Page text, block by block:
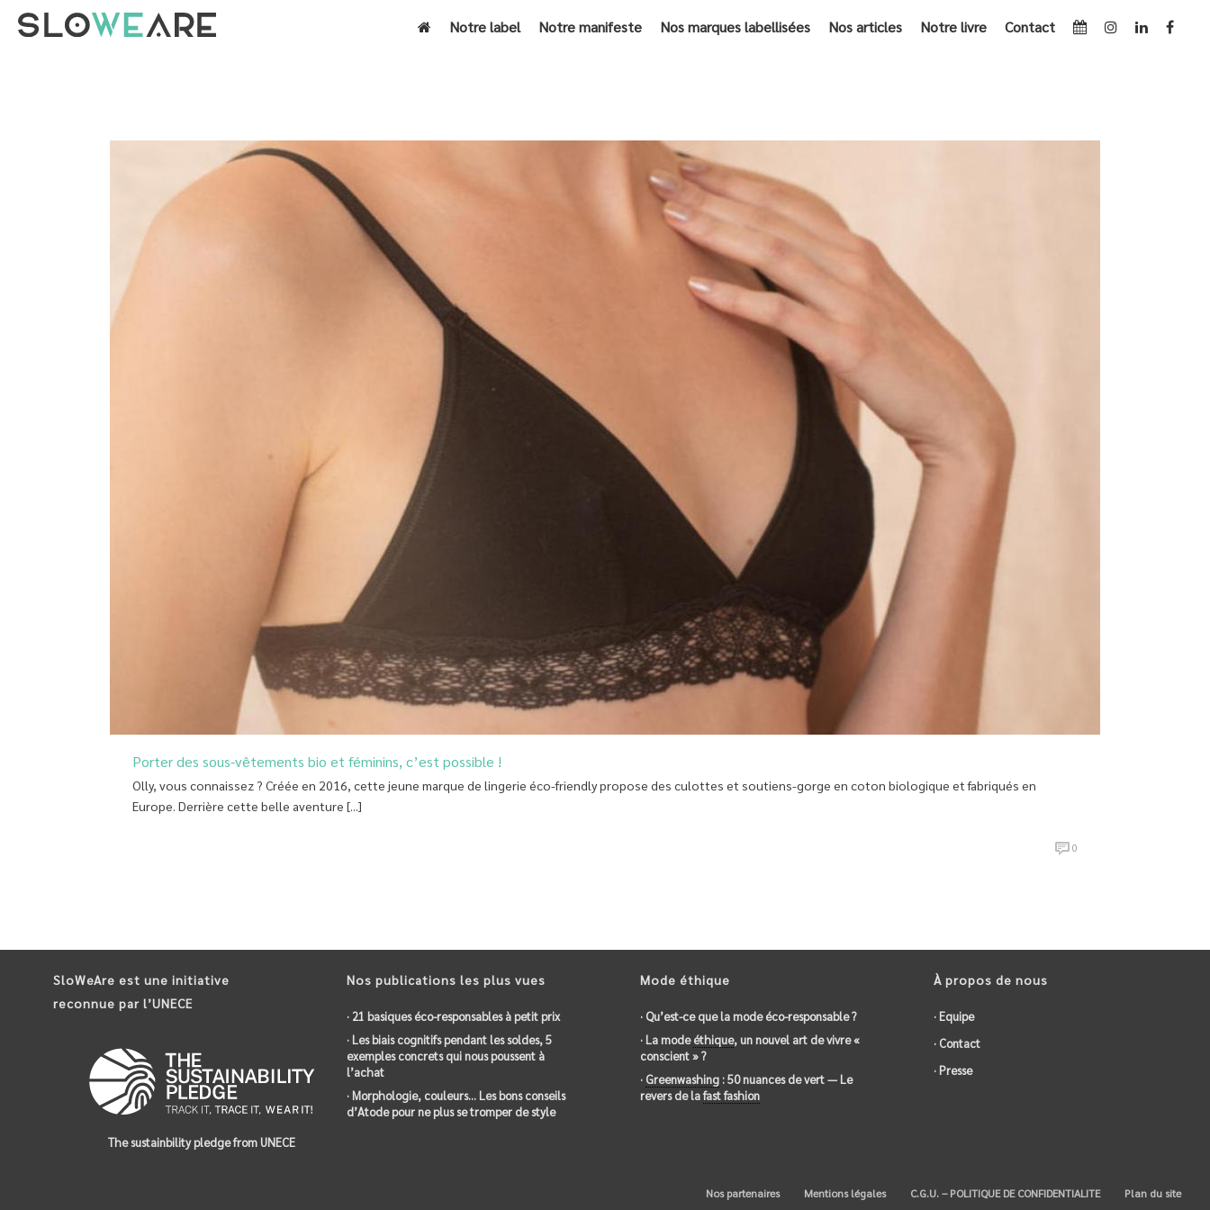
Notre label Notre manifeste Nos marques labellisées Nos articles Notre livre Contact
Porter des sous-vêtements bio et féminins, c’est possible !
Olly, vous connaissez ? Créée en 2016, cette jeune marque de lingerie éco-friendly propose des culottes et soutiens-gorge en coton biologique et fabriqués en
Europe. Derrière cette belle aventure [...]
0
SloWeAre est une initiative
reconnue par l’UNECE
The sustainbility pledge from UNECE
Nos publications les plus vues
· 21 basiques éco-responsables à petit prix
· Les biais cognitifs pendant les soldes, 5
exemples concrets qui nous poussent à
l’achat
· Morphologie, couleurs… Les bons conseils
d’Atode pour ne plus se tromper de style
Mode éthique
· Qu’est-ce que la mode éco-responsable ?
· La modeéthique, un nouvel art de vivre «
conscient » ?
· Greenwashing : 50 nuances de vert — Le
revers de lafast fashion
À propos de nous
· Equipe
· Contact
· Presse
Nos partenaires Mentions légales C.G.U. – POLITIQUE DE CONFIDENTIALITE Plan du site